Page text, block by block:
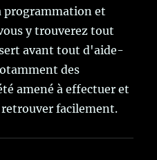
programmation et
y trouverez tout
avant tout d'aide-
des
amené à effectuer et
facilement.